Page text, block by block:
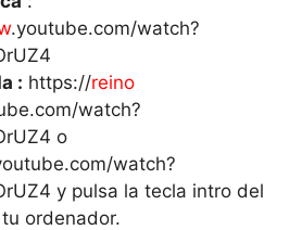
.youtube.com/watch?
: https://reino
watch?
o
watch?
y pulsa la tecla intro del
ordenador.